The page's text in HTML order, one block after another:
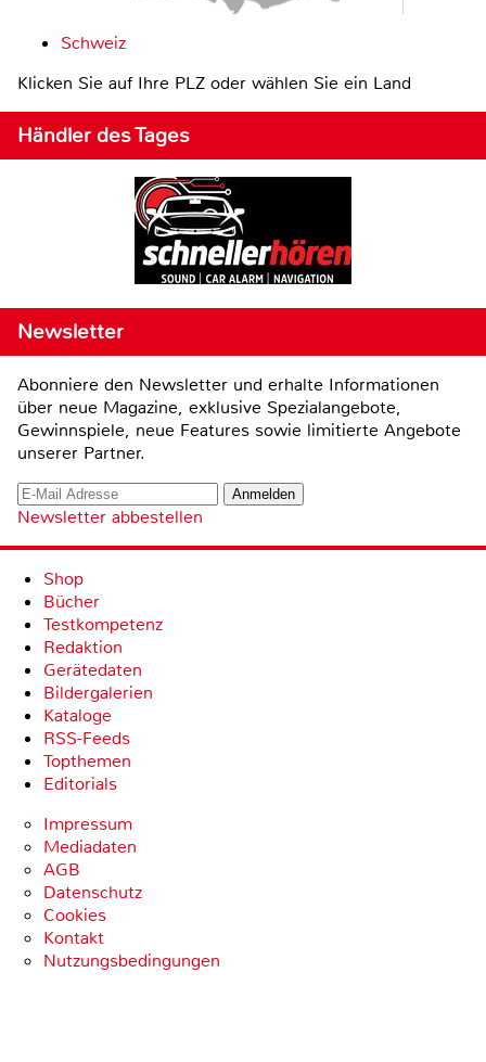
Schweiz
Klicken Sie auf Ihre PLZ oder wählen Sie ein Land
Händler des Tages
Newsletter
Abonniere den Newsletter und erhalte Informationen
über neue Magazine, exklusive Spezialangebote,
Gewinnspiele, neue Features sowie limitierte Angebote
unserer Partner.
Newsletter abbestellen
Shop
Bücher
Testkompetenz
Redaktion
Gerätedaten
Bildergalerien
Kataloge
RSS-Feeds
Topthemen
Editorials
Impressum
Mediadaten
AGB
Datenschutz
Cookies
Kontakt
Nutzungsbedingungen